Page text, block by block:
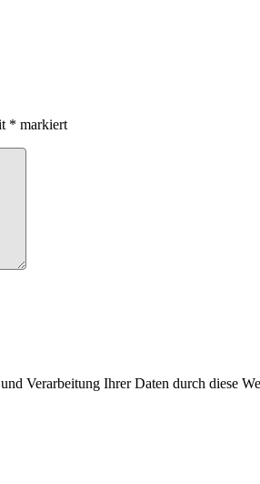
* markiert
Verarbeitung Ihrer Daten durch diese